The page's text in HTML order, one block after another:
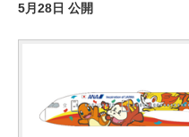
5月28日 公開